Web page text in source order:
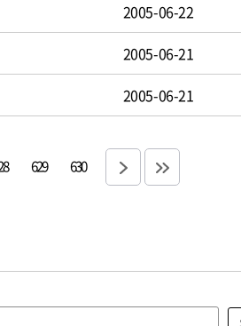
2005-06-22
2005-06-21
2005-06-21
629 630